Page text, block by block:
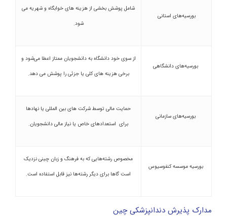
بورسیه‌های استانی
شامل پوشش بخشی از هزینه های خوابگاه و شهریه می
شود.
بورسیه‌های دانشگاهی
از سوی خود دانشگاه به دانشجویان ممتاز اعطا می‌شود و
برخی هزینه های کلی یا جزئی را پوشش می دهد.
بورسیه‌های سازمانی
حمایت مالی توسط شرکت های بین المللی یا نهادها
برای استعدادهای خاص یا نیاز مالی دانشجویان.
بورسیه موسسه کنفوسیوس
مخصوص رشته‌هایی که به فرهنگ و زبان چینی نزدیک
است گاها برای دیگر رشته‌ها نیز قابل استفاده است.
مدارک پذیرش دندانپزشکی چین